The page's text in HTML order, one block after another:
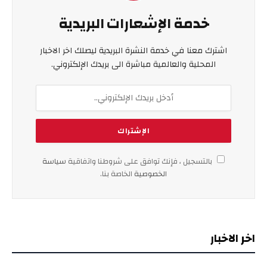
خدمة الإشعارات البريدية
اشترك معنا في خدمة النشرة البريدية ليصلك اخر الاخبار
المحلية والعالمية مباشرة الى بريدك الإلكتروني.
بالتسجيل ، فإنك توافق على شروطنا واتفاقية سياسة
الخصوصية الخاصة بنا.
اخر الاخبار